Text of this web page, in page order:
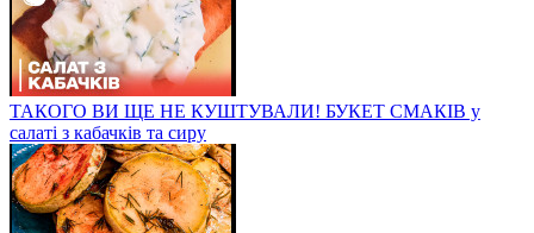
ТАКОГО ВИ ЩЕ НЕ КУШТУВАЛИ! БУКЕТ СМАКІВ у
салаті з кабачків та сиру